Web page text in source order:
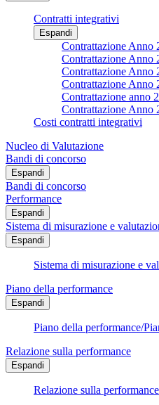
Contratti integrativi
Espandi
Contrattazione Anno
Contrattazione Anno
Contrattazione Anno
Contrattazione Anno
Contrattazione anno
Contrattazione Anno
Costi contratti integrativi
Nucleo di Valutazione
Bandi di concorso
Espandi
Bandi di concorso
Performance
Espandi
Sistema di misurazione e
Espandi
Sistema di misurazione e
Piano della performance
Espandi
Piano della performance/
Relazione sulla performance
Espandi
Relazione sulla performance